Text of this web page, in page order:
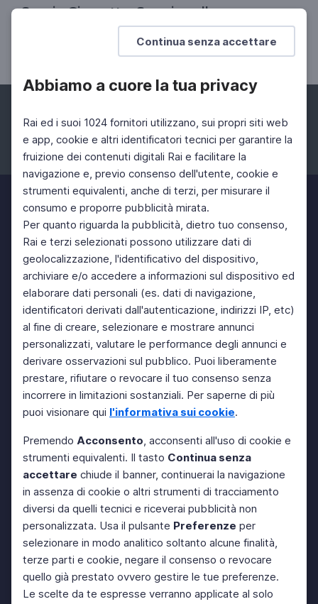
Continua senza accettare
Abbiamo a cuore la tua privacy
Rai ed i suoi 1024 fornitori utilizzano, sui propri siti web
e app, cookie e altri identificatori tecnici per garantire la
fruizione dei contenuti digitali Rai e facilitare la
navigazione e, previo consenso dell'utente, cookie e
strumenti equivalenti, anche di terzi, per misurare il
consumo e proporre pubblicità mirata.
Per quanto riguarda la pubblicità, dietro tuo consenso,
Rai e terzi selezionati possono utilizzare dati di
geolocalizzazione, l'identificativo del dispositivo,
archiviare e/o accedere a informazioni sul dispositivo ed
elaborare dati personali (es. dati di navigazione,
identificatori derivati dall'autenticazione, indirizzi IP, etc)
al fine di creare, selezionare e mostrare annunci
personalizzati, valutare le performance degli annunci e
derivare osservazioni sul pubblico. Puoi liberamente
prestare, rifiutare o revocare il tuo consenso senza
incorrere in limitazioni sostanziali. Per saperne di più
puoi visionare qui l'informativa sui cookie.
Premendo Acconsento, acconsenti all'uso di cookie e
strumenti equivalenti. Il tasto Continua senza
accettare chiude il banner, continuerai la navigazione
in assenza di cookie o altri strumenti di tracciamento
diversi da quelli tecnici e riceverai pubblicità non
personalizzata. Usa il pulsante Preferenze per
selezionare in modo analitico soltanto alcune finalità,
terze parti e cookie, negare il consenso o revocare
quello già prestato ovvero gestire le tue preferenze.
Le scelte da te espresse verranno applicate al solo
Sossio Giametta. Saggio sullo
Un'opera che è il compimento dell'età moderna
Facebook Instagram Twitter